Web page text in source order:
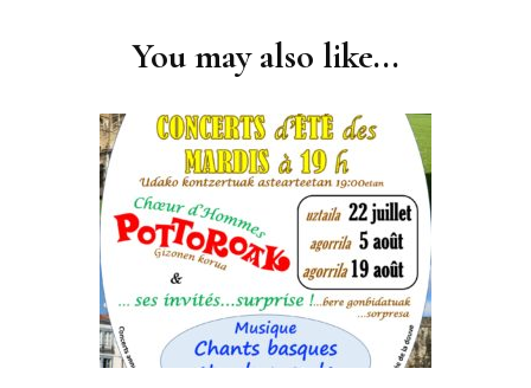
You may also like...